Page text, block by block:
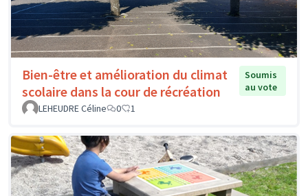
Bien-être et amélioration du climat
scolaire dans la cour de récréation
Soumis
au vote
LEHEUDRE Céline
0 1